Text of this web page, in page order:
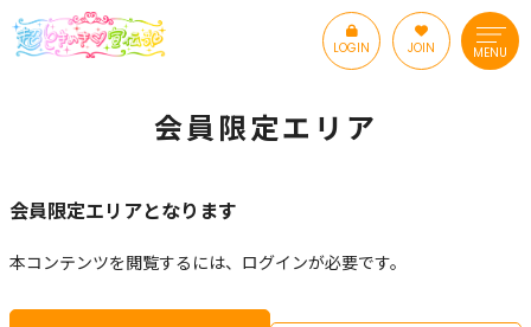
LOGIN JOIN MENU
会員限定エリア
会員限定エリアとなります
本コンテンツを閲覧するには、ログインが必要です。